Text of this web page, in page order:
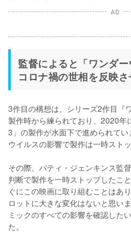
AD
監督によると「ワンダ
コロナ禍の世相を反映さ
3作目の構想は、シリーズ2作目『
製作時から練られており、2020年
3」の製作が水面下で進められて
ウイルスの影響で製作は一時ストッ
その際、パティ・ジェンキンス監
判断で製作を一時ストップしたこ
ぐにこの映画に取り組むことはあ
ロットに大きな変化はないと思い
ミックのすべての影響を確認した
た。